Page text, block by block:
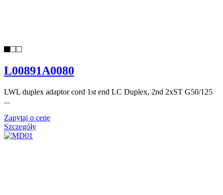
L00891A0080
LWL duplex adaptor cord 1st end LC Duplex, 2nd 2xST G50/125
...
Zapytaj o cenę
Szczegóły